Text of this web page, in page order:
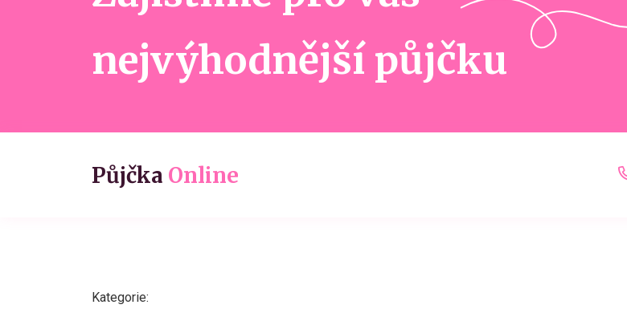
nejvýhodnější půjčku
Půjčka Online
Kategorie: